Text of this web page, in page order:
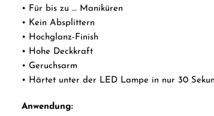
• Für bis zu … Maniküren
• Kein Absplittern
• Hochglanz-Finish
• Hohe Deckkraft
• Geruchsarm
• Härtet unter der LED Lampe in nur 30
Anwendung: